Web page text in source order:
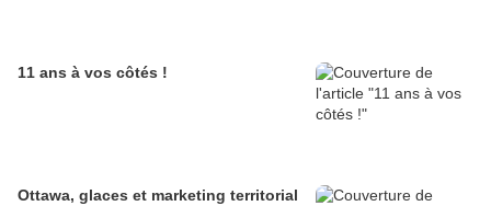
11 ans à vos côtés !
Ottawa, glaces et marketing territorial